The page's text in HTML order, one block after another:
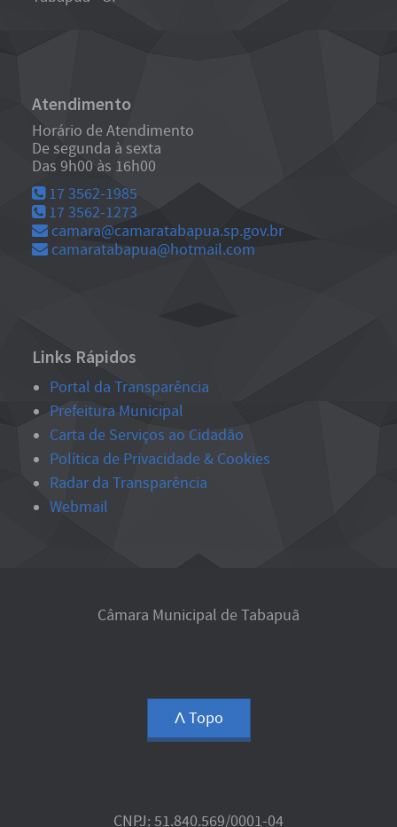
Atendimento
Horário de Atendimento
De segunda à sexta
Das 9h00 às 16h00
17 3562-1985
17 3562-1273
camara@camaratabapua.sp.gov.br
camaratabapua@hotmail.com
Links Rápidos
Portal da Transparência
Prefeitura Municipal
Carta de Serviços ao Cidadão
Política de Privacidade & Cookies
Radar da Transparência
Webmail
Câmara Municipal de Tabapuã
Ʌ Topo
CNPJ: 51.840.569/0001-04